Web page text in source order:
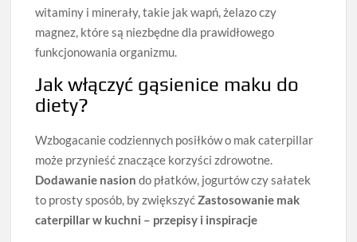
witaminy i minerały, takie jak wapń, żelazo czy
magnez, które są niezbędne dla prawidłowego
funkcjonowania organizmu.
Jak włączyć gąsienice maku do
diety?
Wzbogacanie codziennych posiłków o mak caterpillar
może przynieść znaczące korzyści zdrowotne.
Dodawanie nasion do płatków, jogurtów czy sałatek
to prosty sposób, by zwiększyćZastosowanie mak
caterpillar w kuchni – przepisy i inspiracje